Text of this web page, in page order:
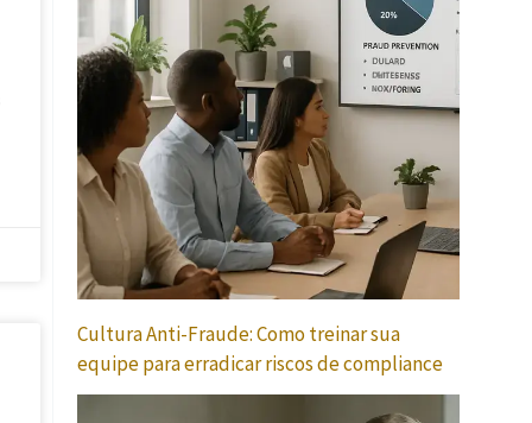
Cultura Anti-Fraude: Como treinar sua
equipe para erradicar riscos de compliance